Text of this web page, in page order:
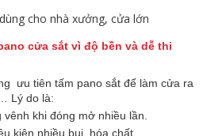
cho nhà xưởng, cửa lớn
cửa sắt vì độ bền và dễ thi
ưu tiên tấm pano sắt để làm cửa ra
Lý do là:
khi đóng mở nhiều lần.
kiện nhiều bụi, hóa chất.